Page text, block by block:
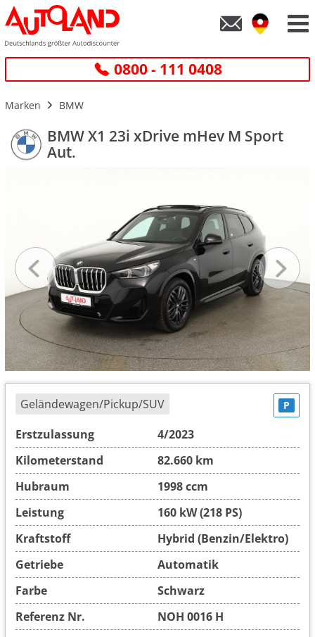
0800 - 111 0408
Marken BMW
BMW X1 23i xDrive mHev M Sport
Aut.
Geländewagen/Pickup/SUV P
Erstzulassung
4/2023
Kilometerstand
82.660 km
Hubraum
1998 ccm
Leistung
160 kW (218 PS)
Kraftstoff
Hybrid (Benzin/Elektro)
Getriebe
Automatik
Farbe
Schwarz
Referenz Nr.
NOH 0016 H